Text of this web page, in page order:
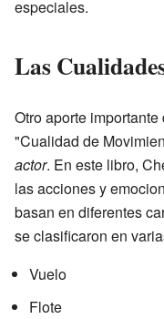
especiales.
Las
Otro aporte
"Cualidad de
actor. En este libro,
las acciones y
basan en diferentes
se clasificaron en
Vuelo
Flote